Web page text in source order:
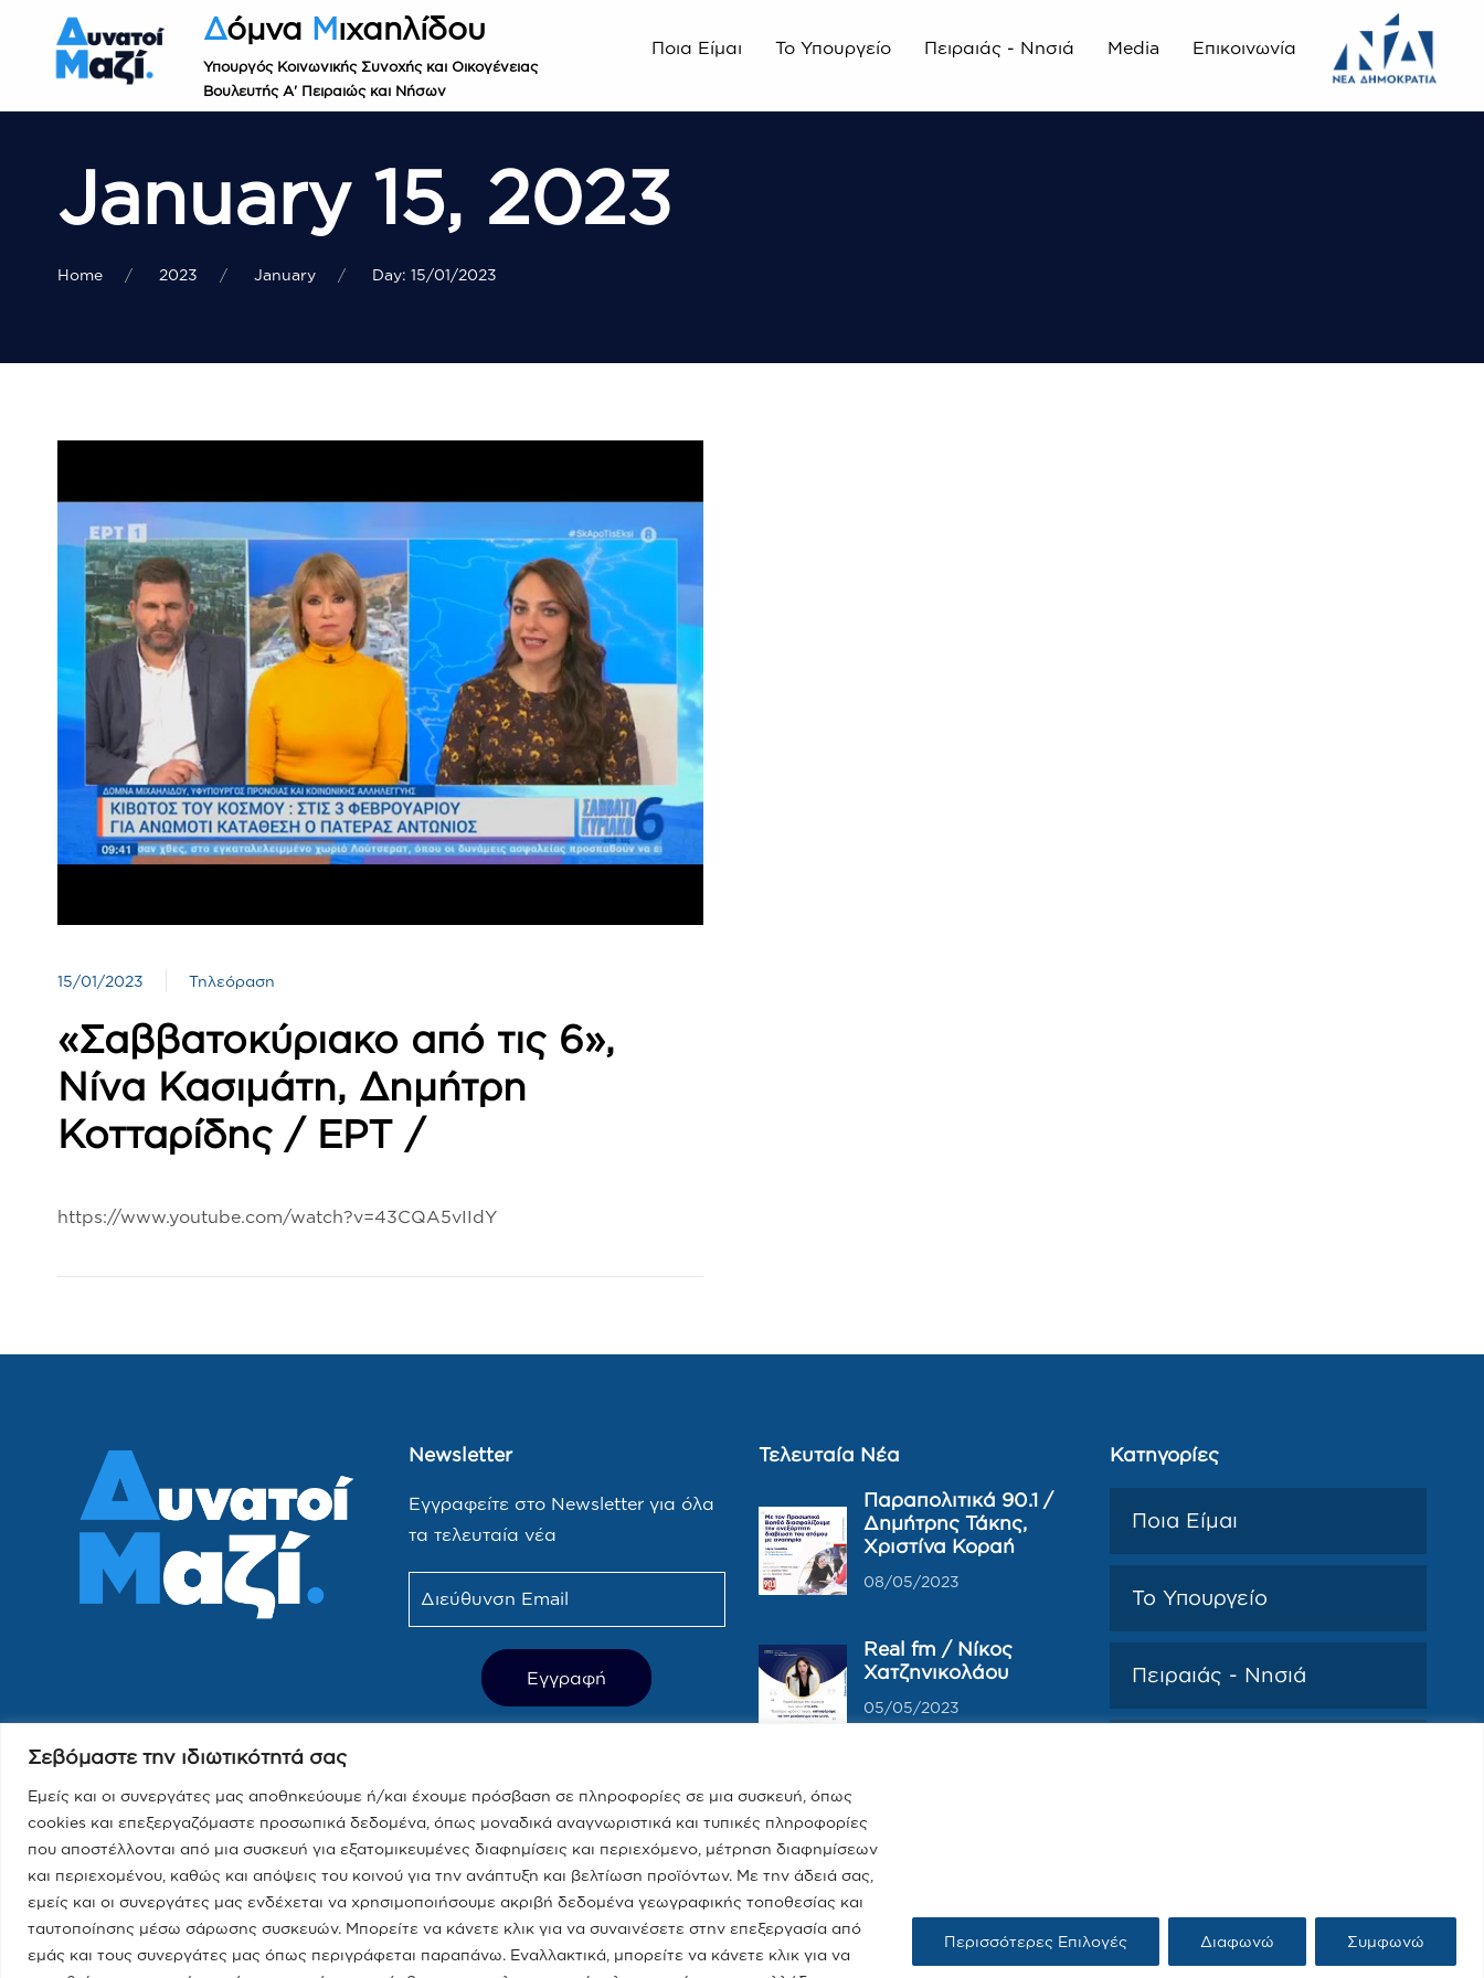
Σεβόμαστε την ιδιωτικότητά σας
Εμείς και οι συνεργάτες μας αποθηκεύουμε ή/και έχουμε πρόσβαση σε πληροφορίες σε μια συσκευή, όπως
cookies και επεξεργαζόμαστε προσωπικά δεδομένα, όπως μοναδικά αναγνωριστικά και τυπικές πληροφορίες
που αποστέλλονται από μια συσκευή για εξατομικευμένες διαφημίσεις και περιεχόμενο, μέτρηση διαφημίσεων
και περιεχομένου, καθώς και απόψεις του κοινού για την ανάπτυξη και βελτίωση προϊόντων. Με την άδειά σας,
εμείς και οι συνεργάτες μας ενδέχεται να χρησιμοποιήσουμε ακριβή δεδομένα γεωγραφικής τοποθεσίας και
ταυτοποίησης μέσω σάρωσης συσκευών. Μπορείτε να κάνετε κλικ για να συναινέσετε στην επεξεργασία από
εμάς και τους συνεργάτες μας όπως περιγράφεται παραπάνω. Εναλλακτικά, μπορείτε να κάνετε κλικ για να
Περισσότερες Επιλογές Διαφωνώ Συμφωνώ
Δόμνα Μιχαηλίδου
Υπουργός Κοινωνικής Συνοχής και Οικογένειας
Βουλευτής Α' Πειραιώς και Νήσων
Ποια Είμαι Το Υπουργείο Πειραιάς - Νησιά Media Επικοινωνία
January 15, 2023
Home 2023 January Day: 15/01/2023
15/01/2023 Τηλεόραση
«Σαββατοκύριακο από τις 6»,
Νίνα Κασιμάτη, Δημήτρη
Κοτταρίδης / ΕΡΤ /
https://www.youtube.com/watch?v=43CQA5vIIdY
Newsletter
Εγγραφείτε στο Newsletter για όλα
τα τελευταία νέα
Τελευταία Νέα
Παραπολιτικά 90.1 /
Δημήτρης Τάκης,
Χριστίνα Κοραή
08/05/2023
Real fm / Νίκος
Χατζηνικολάου
05/05/2023
Κατηγορίες
Ποια Είμαι
Το Υπουργείο
Πειραιάς - Νησιά